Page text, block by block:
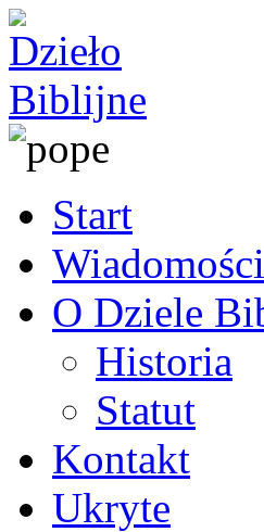
Start
O Dziele
Historia
Statut
Kontakt
Ukryte